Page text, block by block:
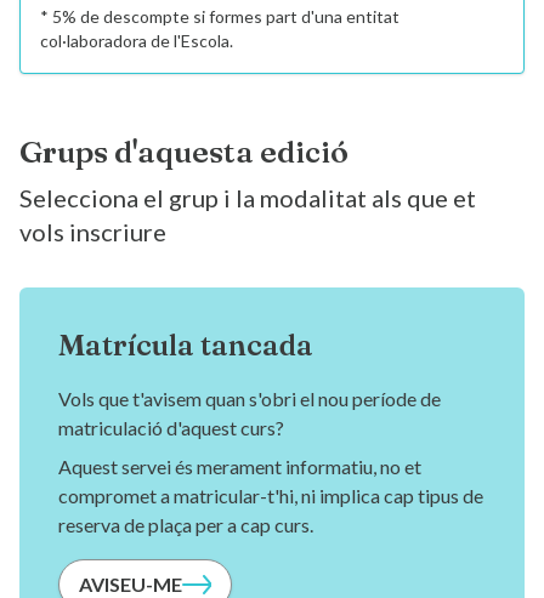
* 5% de descompte si formes part d'una entitat
col·laboradora de l'Escola.
Grups d'aquesta edició
Selecciona el grup i la modalitat als que et
vols inscriure
Matrícula tancada
Vols que t'avisem quan s'obri el nou període de
matriculació d'aquest curs?
Aquest servei és merament informatiu, no et
compromet a matricular-t'hi, ni implica cap tipus de
reserva de plaça per a cap curs.
AVISEU-ME